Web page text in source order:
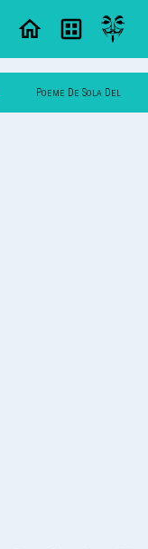
Poeme De Sola Del